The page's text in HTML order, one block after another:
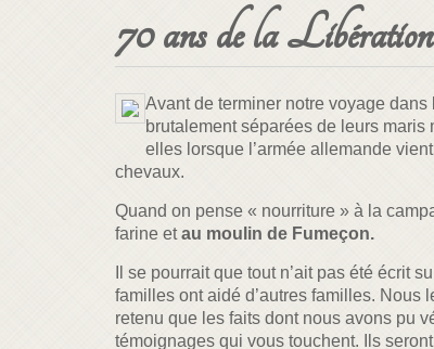
70 ans de la
Avant de terminer notre voyage
brutalement séparées de leurs
elles lorsque l’armée allemande
Quand on pense « nourriture » à la
farine etau moulin de Fumeçon.
Il se pourrait que tout n’ait pas été écrit
familles ont aidé d’autres familles. Nous
retenu que les faits dont nous avons pu
témoignages qui vous touchent. Ils